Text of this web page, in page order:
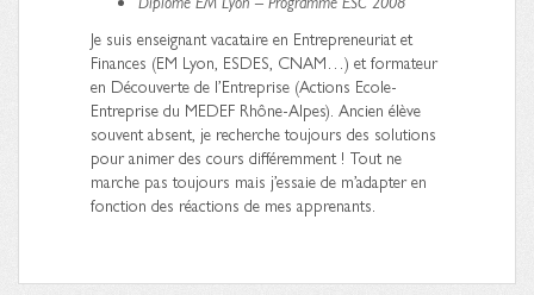
Je suis enseignant vacataire en Entrepreneuriat et
Finances (EM Lyon, ESDES, CNAM…) et formateur
en Découverte de l’Entreprise (Actions Ecole-
Entreprise du MEDEF Rhône-Alpes). Ancien élève
souvent absent, je recherche toujours des solutions
pour animer des cours différemment ! Tout ne
marche pas toujours mais j’essaie de m’adapter en
fonction des réactions de mes apprenants.